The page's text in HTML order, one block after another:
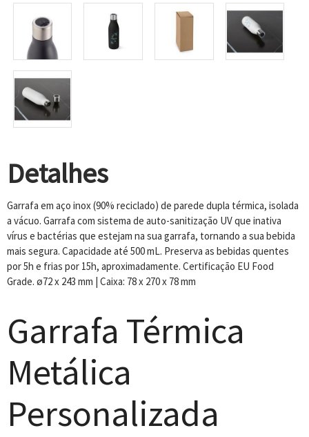
Detalhes
Garrafa em aço inox (90% reciclado) de parede dupla térmica, isolada
a vácuo. Garrafa com sistema de auto-sanitização UV que inativa
vírus e bactérias que estejam na sua garrafa, tornando a sua bebida
mais segura. Capacidade até 500 mL. Preserva as bebidas quentes
por 5h e frias por 15h, aproximadamente. Certificação EU Food
Grade. ø72 x 243 mm | Caixa: 78 x 270 x 78 mm
Garrafa Térmica
Metálica
Personalizada